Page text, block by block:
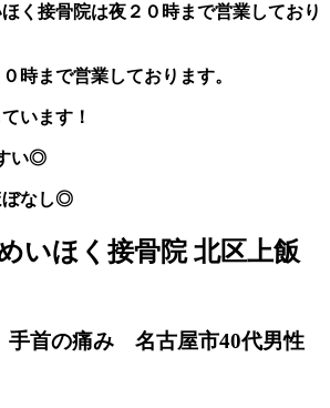
く接骨院は夜２０時まで営業しており
時まで営業しております。
います！
い◎
ぼなし◎
いほく接骨院 北区上飯
首の痛み 名古屋市40代男性